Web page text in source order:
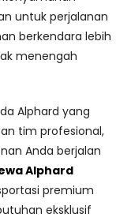
untuk perjalanan
berkendara lebih
menengah
Alphard yang
tim profesional,
Anda berjalan
Alphard
premium
eksklusif